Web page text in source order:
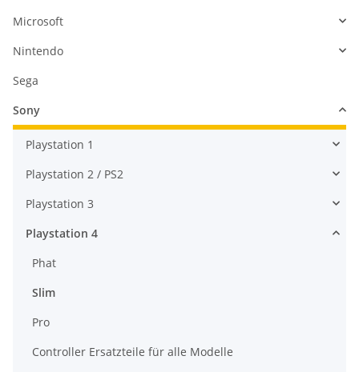
Microsoft
Nintendo
Sega
Sony
Playstation 1
Playstation 2 / PS2
Playstation 3
Playstation 4
Phat
Slim
Pro
Controller Ersatzteile für alle Modelle